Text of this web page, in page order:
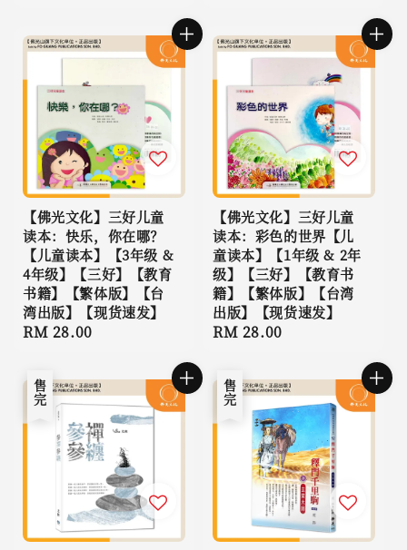
【佛光文化】三好儿童
读本：快乐，你在哪？
【儿童读本】【3年级 &
4年级】【三好】【教育
书籍】【繁体版】【台
湾出版】【现货速发】
Regular
RM 28.00
【佛光文化】三好儿童
读本：彩色的世界【儿
童读本】【1年级 & 2年
级】【三好】【教育书
籍】【繁体版】【台湾
出版】【现货速发】
Regular
RM 28.00
售完 售完